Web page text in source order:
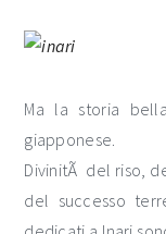
Ma la storia
giapponese.
DivinitÃ del riso,
del successo